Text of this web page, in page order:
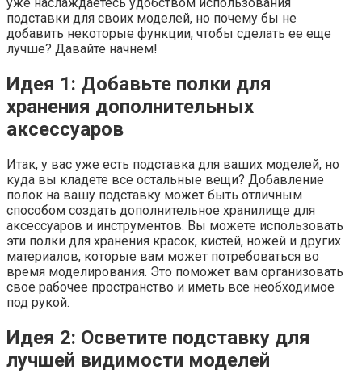
подставки для своих моделей, но почему бы не
добавить некоторые функции, чтобы сделать ее еще
лучше? Давайте начнем!
Идея 1: Добавьте полки для
хранения дополнительных
аксессуаров
Итак, у вас уже есть подставка для ваших моделей, но
куда вы кладете все остальные вещи? Добавление
полок на вашу подставку может быть отличным
способом создать дополнительное хранилище для
аксессуаров и инструментов. Вы можете использовать
эти полки для хранения красок, кистей, ножей и других
материалов, которые вам может потребоваться во
время моделирования. Это поможет вам организовать
свое рабочее пространство и иметь все необходимое
под рукой.
Идея 2: Осветите подставку для
лучшей видимости моделей